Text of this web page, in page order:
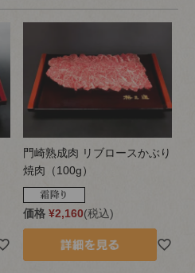
門崎熟成肉 リブロースかぶり
焼肉（100g）
価格 ¥2,160 税込